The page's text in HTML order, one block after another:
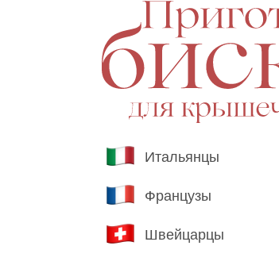
Итальянцы
Французы
Швейцарцы